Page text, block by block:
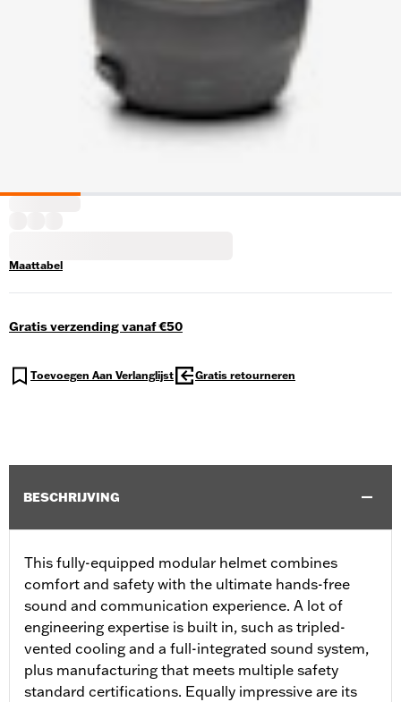
Maattabel
Gratis verzending vanaf €50
Toevoegen Aan Verlanglijst Gratis retourneren
BESCHRIJVING
This fully-equipped modular helmet combines
comfort and safety with the ultimate hands-free
sound and communication experience. A lot of
engineering expertise is built in, such as tripled-
vented cooling and a full-integrated sound system,
plus manufacturing that meets multiple safety
standard certifications. Equally impressive are its